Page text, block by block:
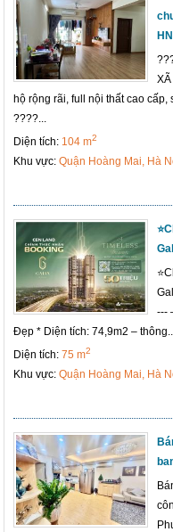
HN
hộ rộng rãi, full nội thất cao
????️...
Diện tích: 104 m2
Khu vực:Quận Hoàng Mai, Hà
---
Đẹp * Diện tích: 74,9m2 –
Diện tích:75 m2
Khu vực:Quận Hoàng Mai, Hà